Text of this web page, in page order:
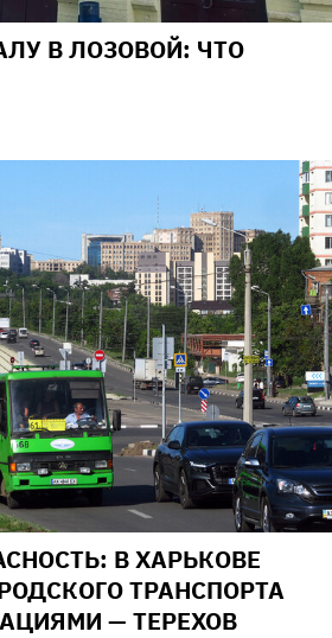
В ЛОЗОВОЙ: ЧТО
В ХАРЬКОВЕ
ТРАНСПОРТА
— ТЕРЕХОВ